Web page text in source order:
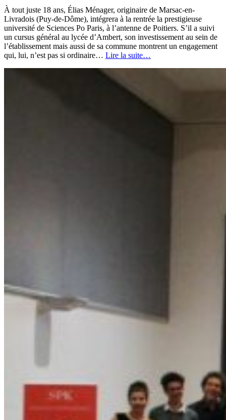
À tout juste 18 ans, Élias Ménager, originaire de Marsac-en-
Livradois (Puy-de-Dôme), intégrera à la rentrée la prestigieuse
université de Sciences Po Paris, à l’antenne de Poitiers. S’il a suivi
un cursus général au lycée d’Ambert, son investissement au sein de
l’établissement mais aussi de sa commune montrent un engagement
qui, lui, n’est pas si ordinaire… Lire la suite…